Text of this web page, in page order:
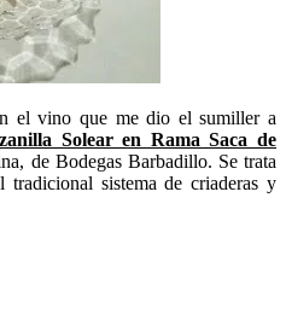
el vino que me dio el sumiller a
Solear en Rama Saca de
de Bodegas Barbadillo. Se trata
sistema de criaderas y